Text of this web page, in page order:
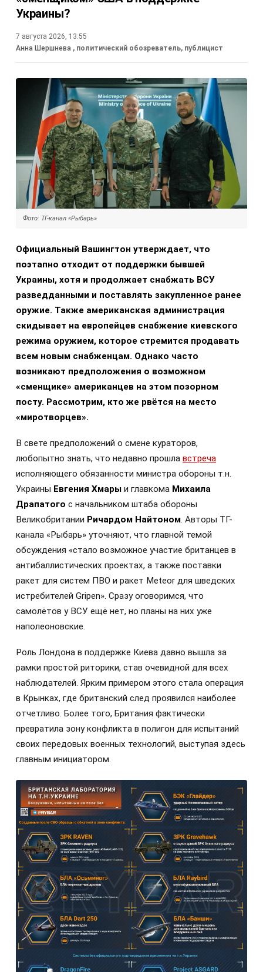
Украины?
7 августа 2026, 13:55
Анна Шершнева , политический обозреватель, публицист
Фото: ТГ-канал «Рыбарь»
Официальный Вашингтон утверждает, что
поэтапно отходит от поддержки бывшей
Украины, хотя и продолжает снабжать ВСУ
разведданными и поставлять закупленное ранее
оружие. Также американская администрация
скидывает на европейцев снабжение киевского
режима оружием, которое стремится продавать
всем новым снабженцам. Однако часто
возникают предположения о возможном
«сменщике» американцев на этом позорном
посту. Рассмотрим, кто же рвётся на место
«миротворцев».
В свете предположений о смене кураторов,
любопытно знать, что недавно прошла встреча
исполняющего обязанности министра обороны т.н.
Украины Евгения Хмары и главкома Михаила
Драпатого с начальником штаба обороны
Великобритании Ричардом Найтоном. Авторы ТГ-
канала «Рыбарь» уточняют, что главной темой
обсуждения «стало возможное участие британцев в
антибаллистических проектах, а также поставки
ракет для систем ПВО и ракет Meteor для шведских
истребителей Gripen». Сразу оговоримся, что
самолётов у ВСУ ещё нет, но планы на них уже
наполеоновские.
Роль Лондона в поддержке Киева давно вышла за
рамки простой риторики, став очевидной для всех
наблюдателей. Ярким примером этого стала операция
в Крынках, где британский след проявился наиболее
отчетливо. Более того, Британия фактически
превратила зону конфликта в полигон для испытаний
своих передовых военных технологий, выступая здесь
главным инициатором.